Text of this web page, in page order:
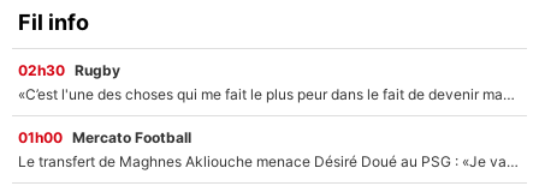
Fil info
02h30 Rugby
«C’est l'une des choses qui me fait le plus peur dans le fait de devenir maman» : En couple avec Antoine Dupont, Iris Mittenaere s'inquiète déjà pour ses futurs enfants !
01h00 Mercato Football
Le transfert de Maghnes Akliouche menace Désiré Doué au PSG : «Je valide à 200%»